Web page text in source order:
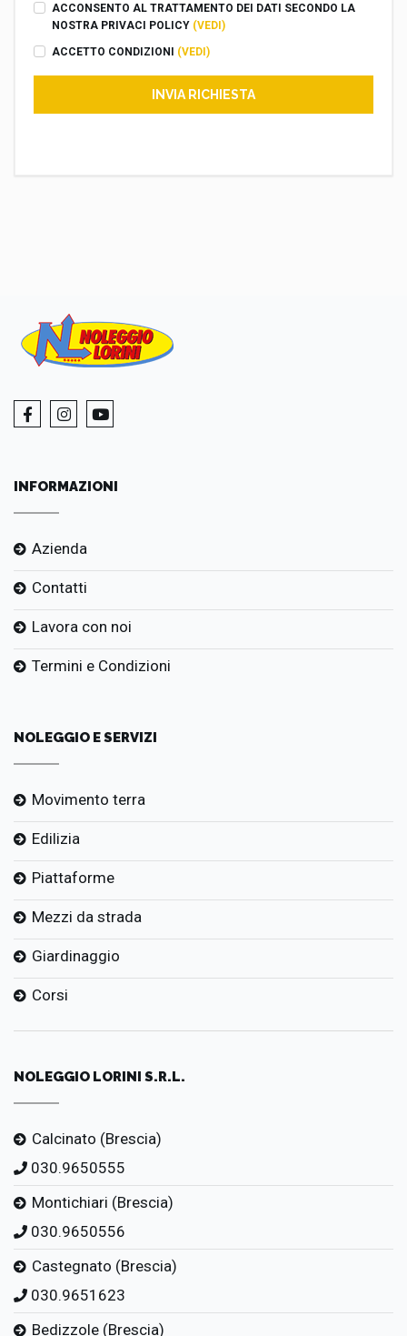
ACCONSENTO AL TRATTAMENTO DEI DATI SECONDO LA
NOSTRA PRIVACI POLICY (VEDI)
ACCETTO CONDIZIONI (VEDI)
INVIA RICHIESTA
INFORMAZIONI
Azienda
Contatti
Lavora con noi
Termini e Condizioni
NOLEGGIO E SERVIZI
Movimento terra
Edilizia
Piattaforme
Mezzi da strada
Giardinaggio
Corsi
NOLEGGIO LORINI S.R.L.
Calcinato (Brescia)
030.9650555
Montichiari (Brescia)
030.9650556
Castegnato (Brescia)
030.9651623
Bedizzole (Brescia)